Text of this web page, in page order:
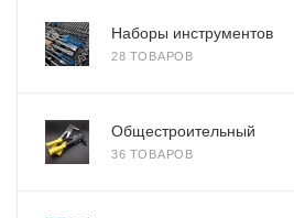
Наборы инструментов
28 ТОВАРОВ
Общестроительный
36 ТОВАРОВ